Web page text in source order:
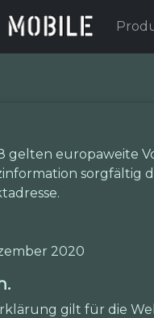
gelten europaweite
sorgfältig
2020
gilt für die